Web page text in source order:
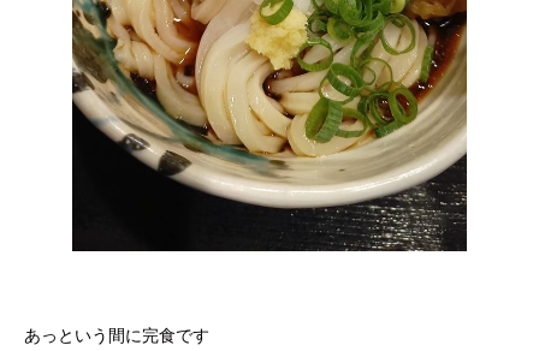
あっという間に完食です